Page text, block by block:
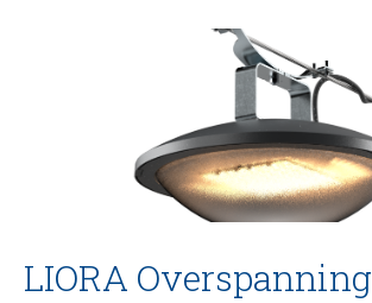
LIORA Overspanning